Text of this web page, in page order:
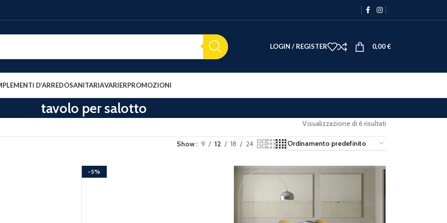
LOGIN / REGISTER 0,00€
D’ARREDOSANITARIAVARIERPROMOZIONI
tavolo per salotto
Visualizzazione di 6 risultati
Show 9 12 18 24
-5%